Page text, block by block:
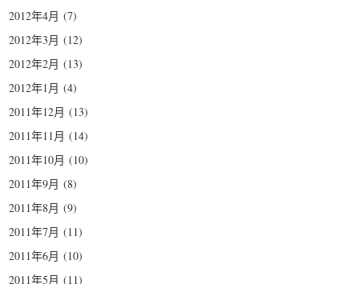
2012年4月 (7)
2012年3月 (12)
2012年2月 (13)
2012年1月 (4)
2011年12月 (13)
2011年11月 (14)
2011年10月 (10)
2011年9月 (8)
2011年8月 (9)
2011年7月 (11)
2011年6月 (10)
2011年5月 (11)